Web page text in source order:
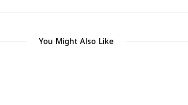
You Might Also Like